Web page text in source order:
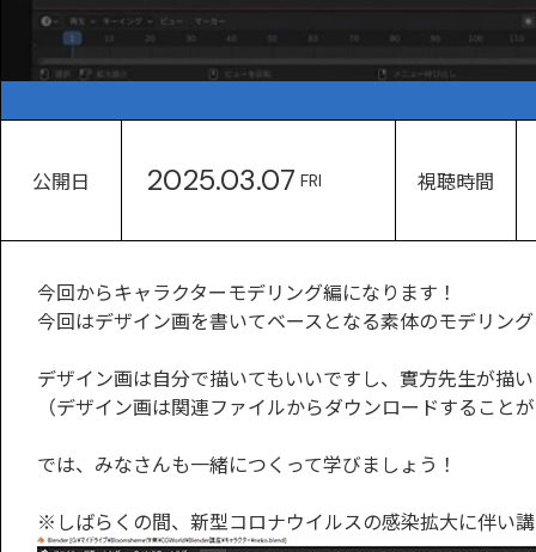
公開日 2025.03.07 FRI 視聴時間
今回からキャラクターモデリング編になります！
今回はデザイン画を書いてベースとなる素体のモデリン
デザイン画は自分で描いてもいいですし、實方先生が描
（デザイン画は関連ファイルからダウンロードすること
では、みなさんも一緒につくって学びましょう！
※しばらくの間、新型コロナウイルスの感染拡大に伴い